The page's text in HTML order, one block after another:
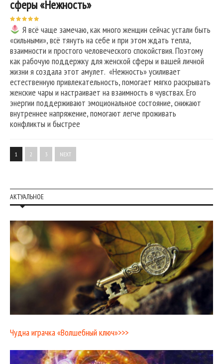
сферы «Нежность»
Я всё чаще замечаю, как много женщин сейчас устали быть
«сильными», всё тянуть на себе и при этом ждать тепла,
взаимности и простого человеческого спокойствия. Поэтому
как рабочую поддержку для женской сферы и вашей личной
жизни я создала этот амулет. «Нежность» усиливает
естественную привлекательность, помогает мягко раскрывать
женские чары и настраивает на взаимность в чувствах. Его
энергии поддерживают эмоциональное состояние, снижают
внутреннее напряжение, помогают легче проживать
конфликты и быстрее
1 2 3 NEXT
АКТУАЛЬНОЕ
Чудна играчка «Волшебный ключ»>>>